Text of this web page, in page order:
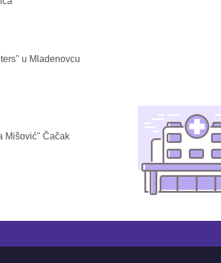
u Mladenovcu
Mišović" Čačak